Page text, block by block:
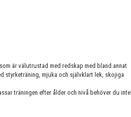
är välutrustad med redskap med bland annat
styrketräning, mjuka och självklart lek, skojiga
träningen efter ålder och nivå behöver du inte